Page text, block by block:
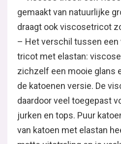
gemaakt van natuurlijke
draagt ook viscosetricot
– Het verschil tussen
tricot met elastan:
zichzelf een mooie glans
de katoenen versie. De
daardoor veel toegepast
jurken en tops. Puur
van katoen met elastan